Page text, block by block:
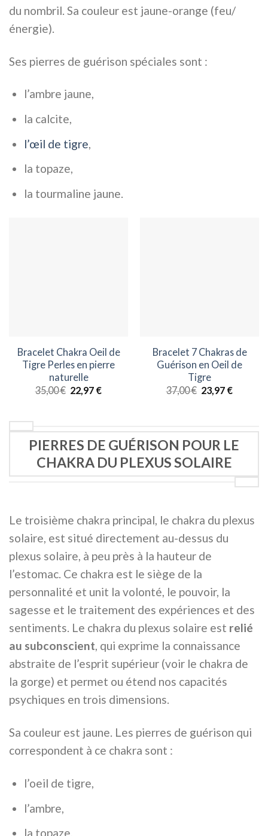
du nombril. Sa couleur est jaune-orange (feu/
énergie).
Ses pierres de guérison spéciales sont :
l’ambre jaune,
la calcite,
l’œil de tigre
la topaze,
la tourmaline jaune.
Bracelet Chakra Oeil de
Tigre Perles en pierre
naturelle
35,00€ Le
prix
22,97 €Le
Bracelet 7 Chakras de
Guérison en Oeil de
Tigre
37,00€ Le
prix
23,97 €Le
PIERRES DE GUÉRISON POUR LE
CHAKRA DU PLEXUS SOLAIRE
Le troisième chakra principal, le chakra du plexus
solaire, est situé directement au-dessus du
plexus solaire, à peu près à la hauteur de
l’estomac. Ce chakra est le siège de la
personnalité et unit la volonté, le pouvoir, la
sagesse et le traitement des expériences et des
sentiments. Le chakra du plexus solaire est relié
au subconscient, qui exprime la connaissance
abstraite de l’esprit supérieur (voir le chakra de
la gorge) et permet ou étend nos capacités
psychiques en trois dimensions.
Sa couleur est jaune. Les pierres de guérison qui
correspondent à ce chakra sont :
l’oeil de tigre,
l’ambre,
la topaze,